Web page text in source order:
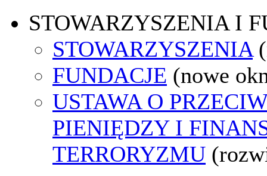
STOWARZYSZENIA I
STOWARZYSZENIA
FUNDACJE (nowe
USTAWA O
PIENIĘDZY I
TERRORYZMU